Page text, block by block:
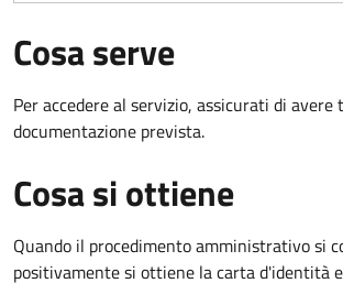
Cosa serve
Per accedere al servizio, assicurati di
documentazione prevista.
Cosa si ottiene
Quando il procedimento amministrativo si
positivamente si ottiene la carta d'identità